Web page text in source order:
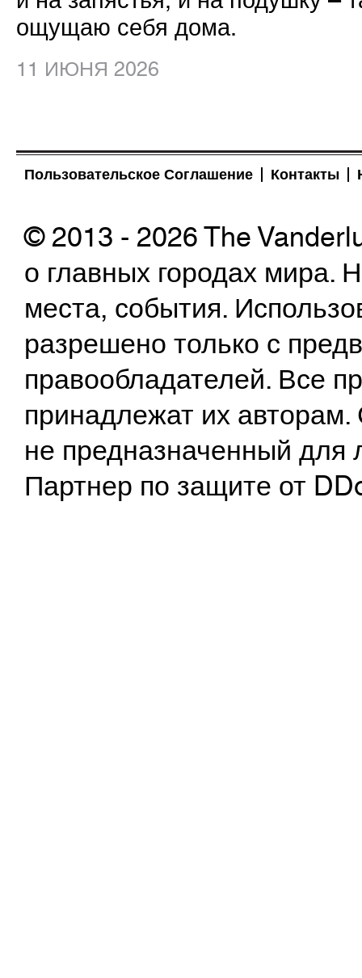
ощущаю себя дома.
11 ИЮНЯ 2026
Пользовательское Соглашение Контакты
© 2013 - 2026 The
о главных городах
места, события.
разрешено только с
правообладателей. Все
принадлежат их
не предназначенный
Партнер по защите от